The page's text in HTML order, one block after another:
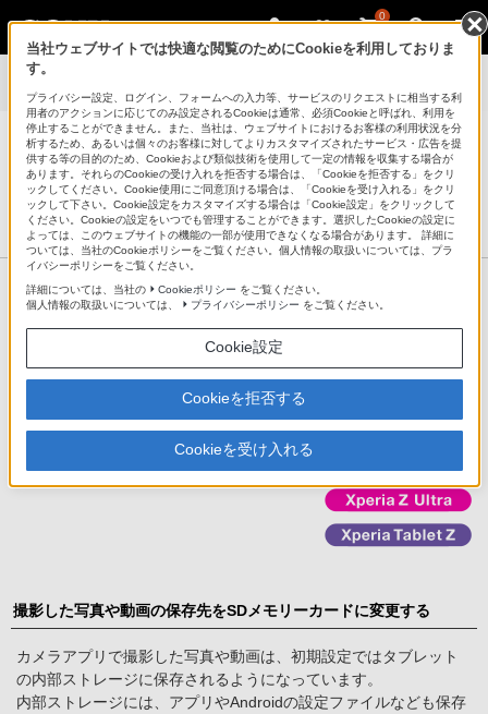
0
使いかた
する方法
Xperia™ Tablet / Sony Tablet
サポート・お問い合わせ
対応機種
撮影した写真や動画の保存先をSDメモリーカードに変更する
カメラアプリで撮影した写真や動画は、初期設定ではタブレット
の内部ストレージに保存されるようになっています。
内部ストレージには、アプリやAndroidの設定ファイルなども保存
当社ウェブサイトでは快適な閲覧のためにCookieを利用しておりま
す。
プライバシー設定、ログイン、フォームへの入力等、サービスのリクエストに相当する利
用者のアクションに応じてのみ設定されるCookieは通常、必須Cookieと呼ばれ、利用を
停止することができません。また、当社は、ウェブサイトにおけるお客様の利用状況を分
析するため、あるいは個々のお客様に対してよりカスタマイズされたサービス・広告を提
供する等の目的のため、Cookieおよび類似技術を使用して一定の情報を収集する場合が
あります。それらのCookieの受け入れを拒否する場合は、「Cookieを拒否する」をクリ
ックしてください。Cookie使用にご同意頂ける場合は、「Cookieを受け入れる」をクリ
ックして下さい。Cookie設定をカスタマイズする場合は「Cookie設定」をクリックして
ください。Cookieの設定をいつでも管理することができます。選択したCookieの設定に
よっては、このウェブサイトの機能の一部が使用できなくなる場合があります。 詳細に
ついては、当社のCookieポリシーをご覧ください。個人情報の取扱いについては、プラ
イバシーポリシーをご覧ください。
詳細については、当社の
Cookieポリシー をご覧ください。
個人情報の取扱いについては、
プライバシーポリシー をご覧ください。
Cookie設定
Cookieを拒否する
Cookieを受け入れる